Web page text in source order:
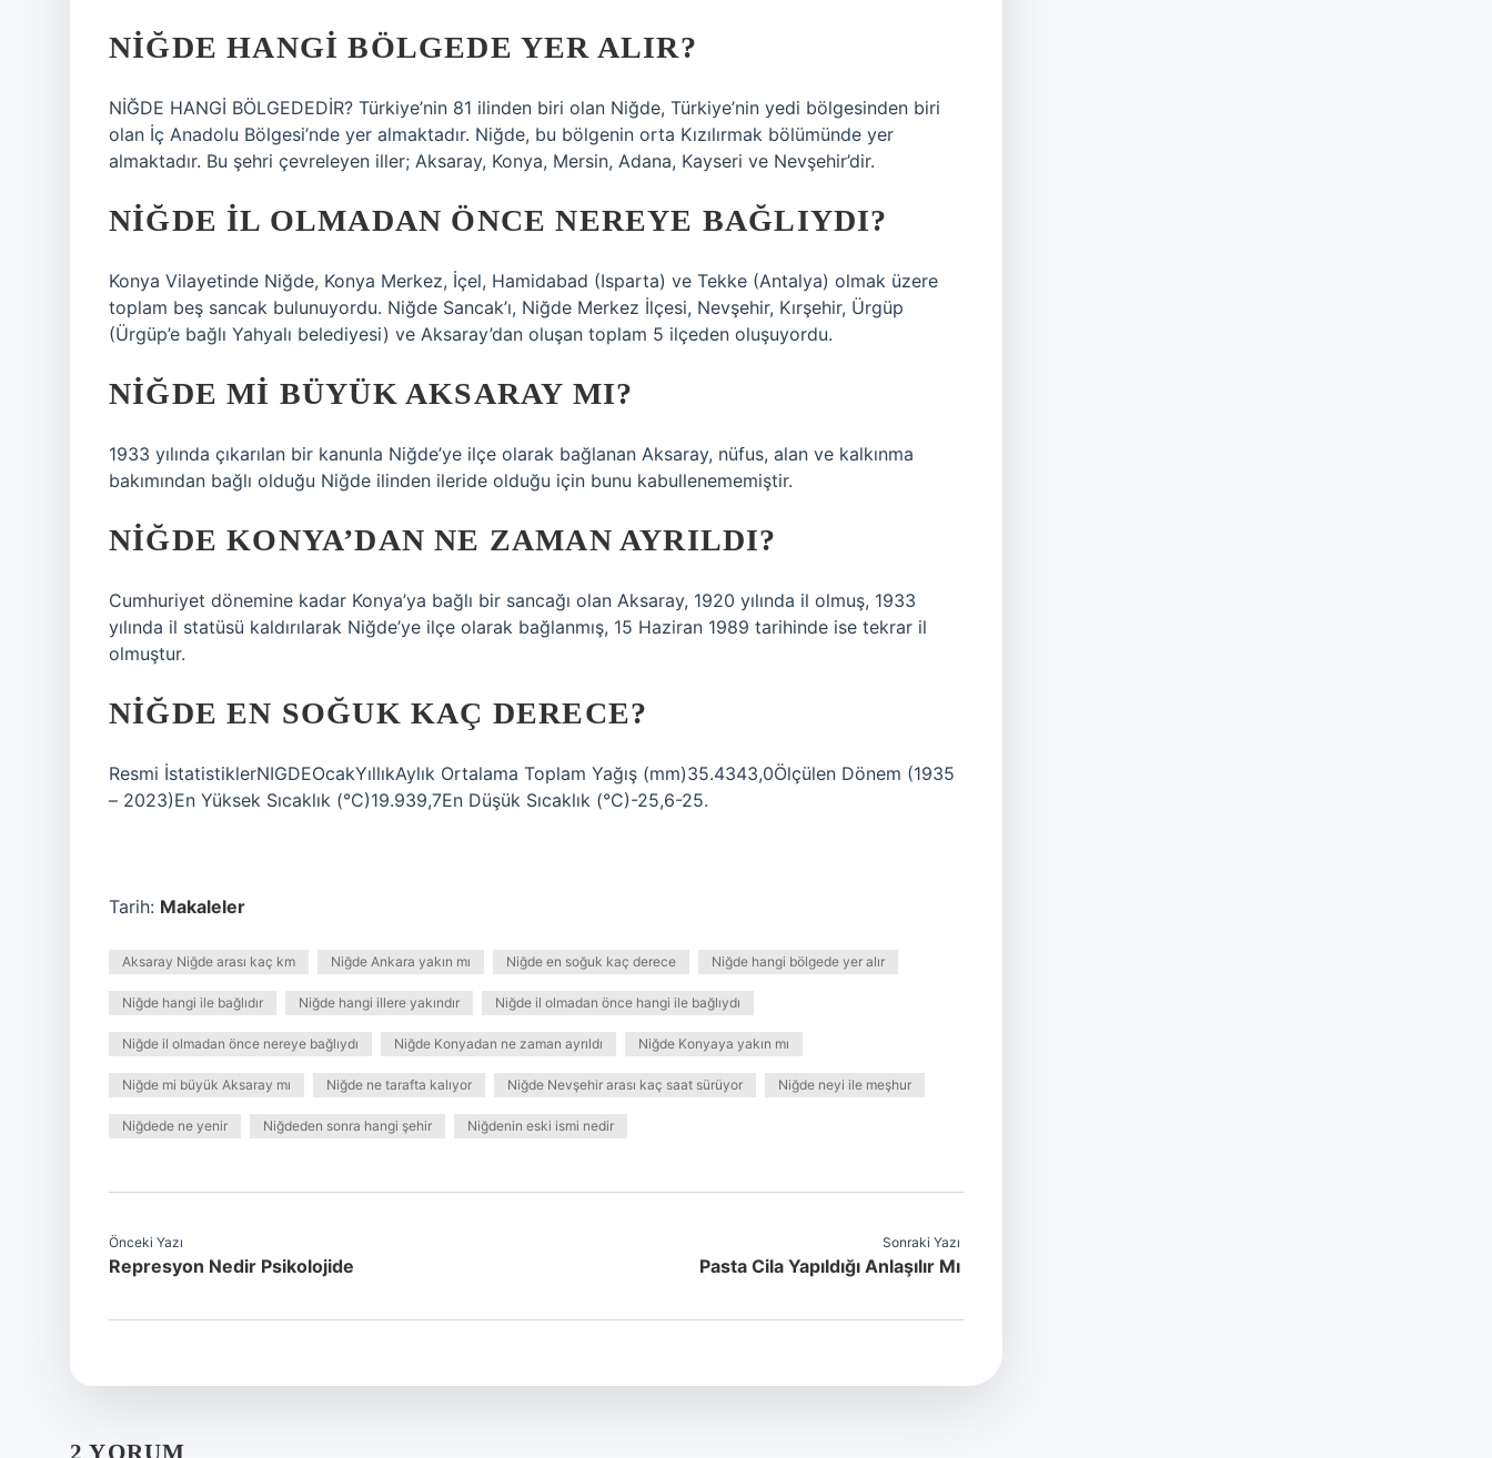
NIĞDE HANGI BÖLGEDE YER ALIR?
NİĞDE HANGİ BÖLGEDEDİR? Türkiye’nin 81 ilinden biri olan Niğde, Türkiye’nin yedi bölgesinden biri
olan İç Anadolu Bölgesi’nde yer almaktadır. Niğde, bu bölgenin orta Kızılırmak bölümünde yer
almaktadır. Bu şehri çevreleyen iller; Aksaray, Konya, Mersin, Adana, Kayseri ve Nevşehir’dir.
NIĞDE IL OLMADAN ÖNCE NEREYE BAĞLIYDI?
Konya Vilayetinde Niğde, Konya Merkez, İçel, Hamidabad (Isparta) ve Tekke (Antalya) olmak üzere
toplam beş sancak bulunuyordu. Niğde Sancak’ı, Niğde Merkez İlçesi, Nevşehir, Kırşehir, Ürgüp
(Ürgüp’e bağlı Yahyalı belediyesi) ve Aksaray’dan oluşan toplam 5 ilçeden oluşuyordu.
NIĞDE MI BÜYÜK AKSARAY MI?
1933 yılında çıkarılan bir kanunla Niğde’ye ilçe olarak bağlanan Aksaray, nüfus, alan ve kalkınma
bakımından bağlı olduğu Niğde ilinden ileride olduğu için bunu kabullenememiştir.
NIĞDE KONYA’DAN NE ZAMAN AYRILDI?
Cumhuriyet dönemine kadar Konya’ya bağlı bir sancağı olan Aksaray, 1920 yılında il olmuş, 1933
yılında il statüsü kaldırılarak Niğde’ye ilçe olarak bağlanmış, 15 Haziran 1989 tarihinde ise tekrar il
olmuştur.
NIĞDE EN SOĞUK KAÇ DERECE?
Resmi İstatistiklerNIGDEOcakYıllıkAylık Ortalama Toplam Yağış (mm)35.4343,0Ölçülen Dönem (1935
– 2023)En Yüksek Sıcaklık (°C)19.939,7En Düşük Sıcaklık (°C)-25,6-25.
Tarih: Makaleler
Aksaray Niğde arası kaç km Niğde Ankara yakın mı Niğde en soğuk kaç derece Niğde hangi bölgede yer alır
Niğde hangi ile bağlıdır Niğde hangi illere yakındır Niğde il olmadan önce hangi ile bağlıydı
Niğde il olmadan önce nereye bağlıydı Niğde Konyadan ne zaman ayrıldı Niğde Konyaya yakın mı
Niğde mi büyük Aksaray mı Niğde ne tarafta kalıyor Niğde Nevşehir arası kaç saat sürüyor Niğde neyi ile meşhur
Niğdede ne yenir Niğdeden sonra hangi şehir Niğdenin eski ismi nedir
Önceki Yazı
Represyon Nedir Psikolojide
Sonraki Yazı
Pasta Cila Yapıldığı Anlaşılır Mı
2 YORUM